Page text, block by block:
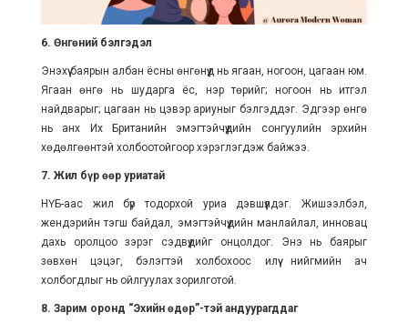
6. Өнгөний бэлгэдэл
Энэхүү баярын албан ёсны өнгөнүүд нь ягаан, ногоон, цагаан юм.
Ягаан өнгө нь шударга ёс, нэр төрийг; ногоон нь итгэл
найдварыг; цагаан нь цэвэр ариуныг бэлгэддэг. Эдгээр өнгө
нь анх Их Британийн эмэгтэйчүүдийн сонгуулийн эрхийн
хөдөлгөөнтэй холбоотойгоор хэрэглэгдэж байжээ.
7. Жил бүр өөр уриатай
НҮБ-аас жил бүр тодорхой уриа дэвшүүлдэг. Жишээлбэл,
жендэрийн тэгш байдал, эмэгтэйчүүдийн манлайлал, инновац
дахь оролцоо зэрэг сэдвүүдийг онцолдог. Энэ нь баярыг
зөвхөн цэцэг, бэлэгтэй холбохоос илүү нийгмийн ач
холбогдлыг нь ойлгуулах зорилготой.
8. Зарим оронд “Эхийн өдөр”-тэй андуурагддаг